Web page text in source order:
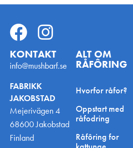
KONTAKT
info@mushbarf.se
FABRIKK
JAKOBSTAD
Mejerivägen 4
68600 Jakobstad
Finland
ALT OM
RÅFÔRING
Hvorfor råfor?
Oppstart med
råfodring
Råfôring for